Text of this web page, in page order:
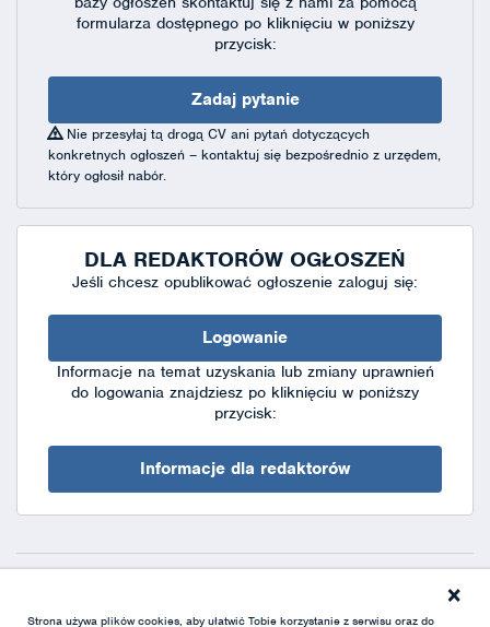
formularza dostępnegopo kliknięciu w poniższy
przycisk:
Zadaj pytanie
Nie przesyłaj tą drogą CV ani pytań dotyczących
konkretnych ogłoszeń – kontaktuj się bezpośrednio z urzędem,
który ogłosił nabór.
DLA REDAKTORÓW OGŁOSZEŃ
Jeśli chcesz opublikować ogłoszenie zaloguj się:
Logowanie
Informacje na temat uzyskania lub zmiany uprawnień
do logowania znajdziesz po kliknięciu w poniższy
przycisk:
Informacje dla redaktorów
XML
Strona używa plików cookies, aby ułatwić Tobie korzystanie z serwisu oraz do
×